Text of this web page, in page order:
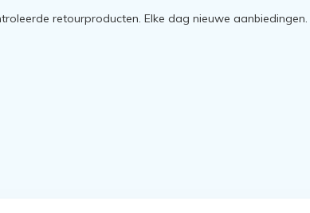
retourproducten. Elke dag nieuwe aanbiedingen.